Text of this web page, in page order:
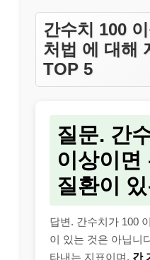
간수치 100
처법 에 대해
TOP 5
질문. 간
이상이면
질환이
답변. 간수치가 100
이 있는 것은 아닙니
타내는 지표이며, 간